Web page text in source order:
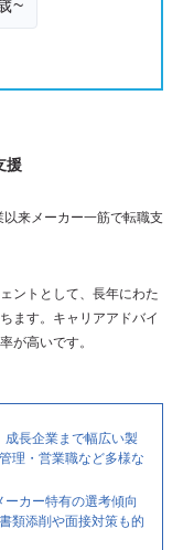
~
援
来メーカー一筋で転職支
ントとして、長年にわた
ます。キャリアアドバイ
が高いです。
成長企業まで幅広い製
理・営業職など多様な
ーカー特有の選考傾向
類添削や面接対策も的